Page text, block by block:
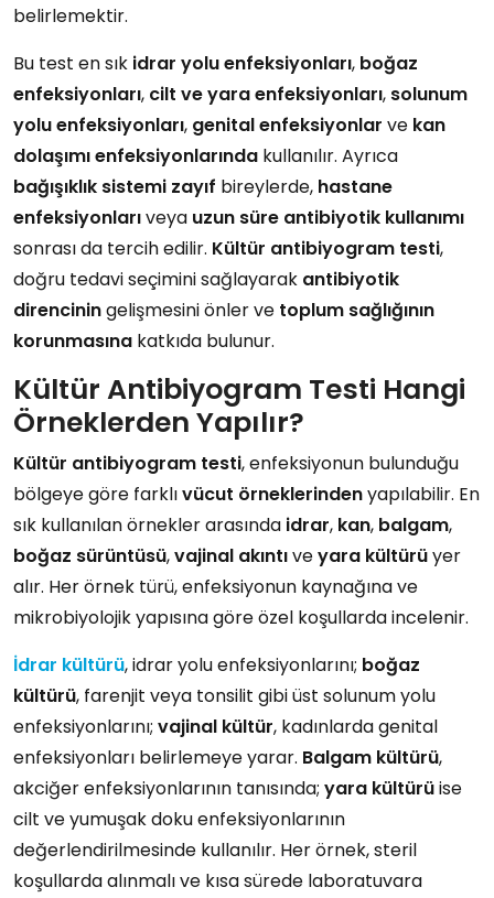
belirlemektir.
Bu test en sık idrar yolu enfeksiyonları, boğaz
enfeksiyonları, cilt ve yara enfeksiyonları, solunum
yolu enfeksiyonları, genital enfeksiyonlar ve kan
dolaşımı enfeksiyonlarında kullanılır. Ayrıca
bağışıklık sistemi zayıf bireylerde, hastane
enfeksiyonlarıveya uzun süre antibiyotik kullanımı
sonrası da tercih edilir. Kültür antibiyogram testi,
doğru tedavi seçimini sağlayarak antibiyotik
direnciningelişmesini önler ve toplum sağlığının
korunmasına katkıda bulunur.
Kültür Antibiyogram Testi Hangi
Örneklerden Yapılır?
Kültür antibiyogram testi, enfeksiyonun bulunduğu
bölgeye göre farklıvücut örneklerindenyapılabilir. En
sık kullanılan örnekler arasında idrar, kan, balgam,
boğaz sürüntüsü,vajinal akıntıveyara kültürüyer
alır. Her örnek türü, enfeksiyonun kaynağına ve
mikrobiyolojik yapısına göre özel koşullarda incelenir.
İdrar kültürü, idrar yolu enfeksiyonlarını; boğaz
kültürü, farenjit veya tonsilit gibi üst solunum yolu
enfeksiyonlarını; vajinal kültür, kadınlarda genital
enfeksiyonları belirlemeye yarar. Balgam kültürü,
akciğer enfeksiyonlarının tanısında; yara kültürüise
cilt ve yumuşak doku enfeksiyonlarının
değerlendirilmesinde kullanılır. Her örnek, steril
koşullarda alınmalı ve kısa sürede laboratuvara